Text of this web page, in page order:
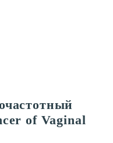
of Vaginal